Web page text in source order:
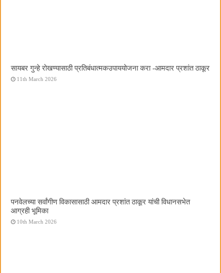
सायबर गुन्हे रोखण्यासाठी प्रतिबंधात्मकउपाययोजना करा -आमदार प्रशांत ठाकूर
11th March 2026
पनवेलच्या सर्वांगीण विकासासाठी आमदार प्रशांत ठाकूर यांची विधानसभेत
आग्रही भूमिका
10th March 2026